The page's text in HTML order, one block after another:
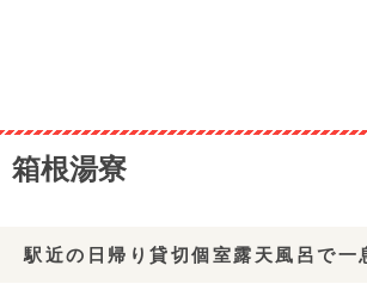
箱根湯寮
駅近の日帰り貸切個室露天風呂で一